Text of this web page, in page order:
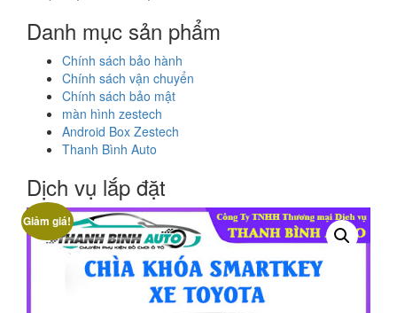
Danh mục sản phẩm
Chính sách bảo hành
Chính sách vận chuyển
Chính sách bảo mật
màn hình zestech
Android Box Zestech
Thanh Bình Auto
Dịch vụ lắp đặt
Giảm giá!